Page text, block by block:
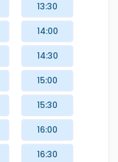
13:30
14:00
14:30
15:00
15:30
16:00
16:30